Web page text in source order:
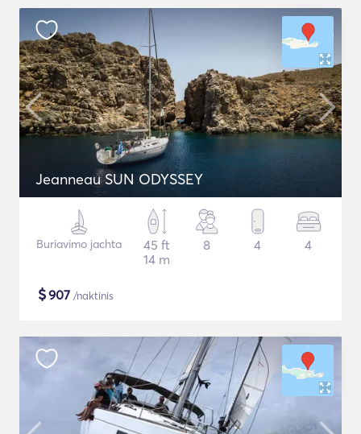
Jeanneau SUN ODYSSEY
Buriavimo jachta
45 ft
14 m
8 4 4
$907 /naktinis